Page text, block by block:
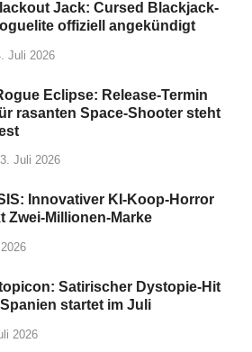
Jack: Cursed Blackjack-
offiziell angekündigt
Juli 2026
Eclipse: Release-Termin
rasanten Space-Shooter steht
Juli 2026
Innovativer KI-Koop-Horror
Zwei-Millionen-Marke
Satirischer Dystopie-Hit
startet im Juli
2026